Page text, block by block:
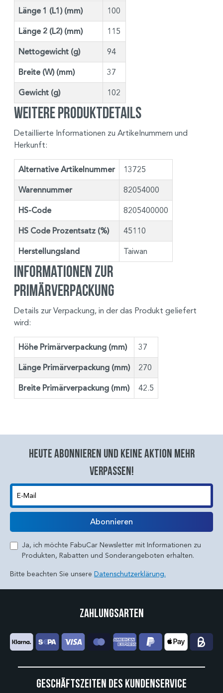
Länge 1 (L1) (mm) 100
Länge 2 (L2) (mm) 115
Nettogewicht (g) 94
Breite (W) (mm) 37
Gewicht (g) 102
Weitere Produktdetails
Detaillierte Informationen zu Artikelnummern und
Herkunft:
Alternative Artikelnummer 13725
Warennummer 82054000
HS-Code 8205400000
HS Code Prozentsatz (%) 45110
Herstellungsland Taiwan
Informationen zur
Primärverpackung
Details zur Verpackung, in der das Produkt geliefert
wird:
Höhe Primärverpackung (mm) 37
Länge Primärverpackung (mm) 270
Breite Primärverpackung (mm) 42.5
Heute abonnieren und keine aktion mehr
verpassen!
E-Mail
Abonnieren
Ja, ich möchte FabuCar Newsletter mit Informationen zu
Produkten, Rabatten und Sonderangeboten erhalten.
Bitte beachten Sie unsere Datenschutzerklärung.
Geschäftszeiten des Kundenservice
Zahlungsarten